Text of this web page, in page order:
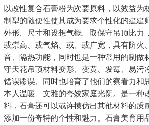
以改性复合石膏粉为次要原料，以效益为
制型的随便性使其成为要求个性化的建建
外形、尺寸和设想气概。取保守吊顶比力
或崇高、或气焰、或、或广宽，具有防火
音、隔热功能，同时也是一种常用的制做
守天花吊顶材料变形、变黄、发霉、易污
错误谬误。同时也培育了他们的察看力和
本人温暖、文雅的夸姣家庭光阴。是一种
料，石膏还可以或许模仿出其他材料的质
添加一份奇特的个性和魅力。石膏美育用